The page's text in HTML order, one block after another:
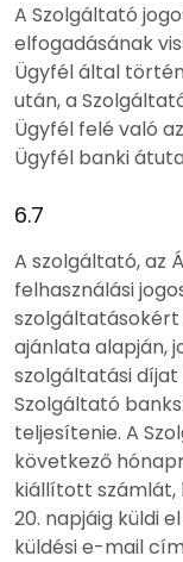
A Szolgáltató
elfogadásának
Ügyfél által
után, a
Ügyfél felé való
Ügyfél banki
6.7
A szolgáltató, az
felhasználási
szolgáltatásokért
ajánlata alapján,
szolgáltatási díjat
Szolgáltató
teljesítenie. A
következő
kiállított számlát,
20. napjáig küldi
küldési e-mail